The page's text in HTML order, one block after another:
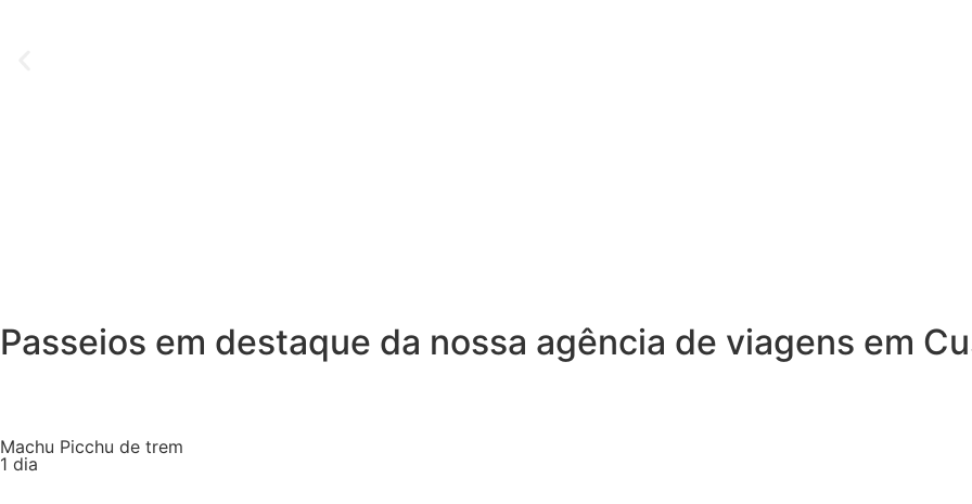
Passeios em destaque da nossa agência de viagens em
Machu Picchu de trem
1 dia